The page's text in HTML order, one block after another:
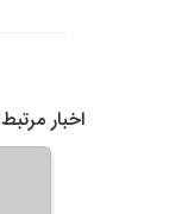
اخبار مرتبط